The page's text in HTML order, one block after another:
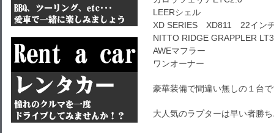
LEERシェル
XD SERIES XD811 22イン
NITTO RIDGE GRAPPLER
AWEマフラー
ワンオーナー
豪華装備で間違い無しの１台
大人気のラプターは早い者勝ち